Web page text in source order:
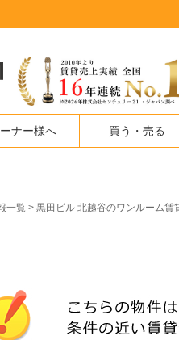
ナー様へ 買う・売る
一覧 > 黒田ビル 北越谷のワンルーム賃